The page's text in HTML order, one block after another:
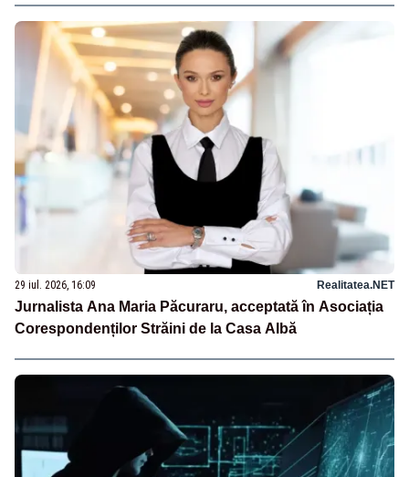
29 iul. 2026, 16:09 Realitatea.NET
Jurnalista Ana Maria Păcuraru, acceptată în Asociația
Corespondenților Străini de la Casa Albă